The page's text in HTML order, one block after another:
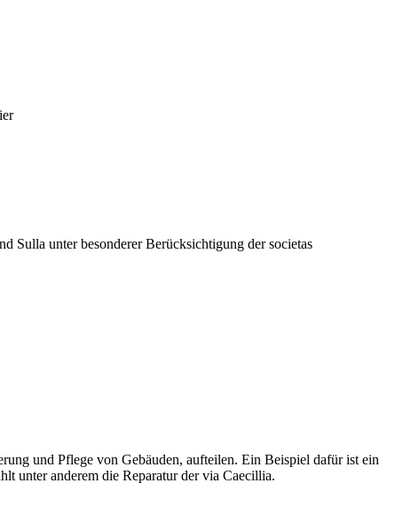
Sulla unter besonderer Berücksichtigung der societas
und Pflege von Gebäuden, aufteilen. Ein Beispiel dafür ist ein
unter anderem die Reparatur der via Caecillia.